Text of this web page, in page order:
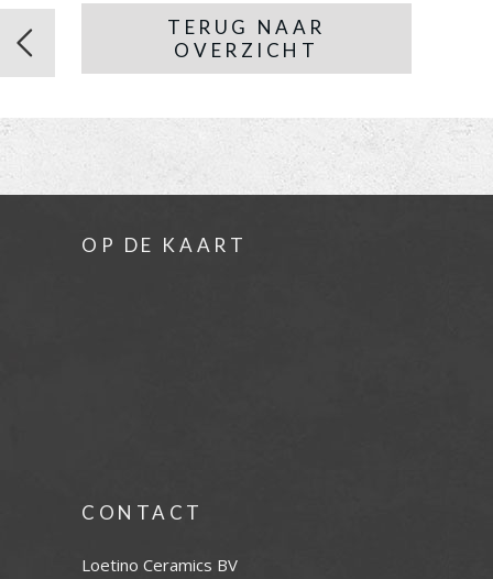
TERUG NAAR
OVERZICHT
OP DE KAART
CONTACT
Loetino Ceramics BV